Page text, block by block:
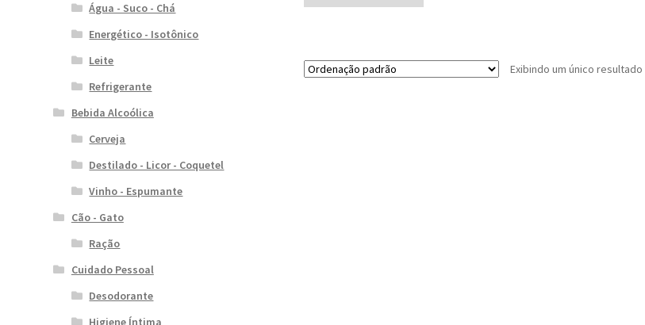
Exibindo um único resultado
Água - Suco - Chá
Energético - Isotônico
Leite
Refrigerante
Bebida Alcoólica
Cerveja
Destilado - Licor - Coquetel
Vinho - Espumante
Cão - Gato
Ração
Cuidado Pessoal
Desodorante
Higiene Íntima